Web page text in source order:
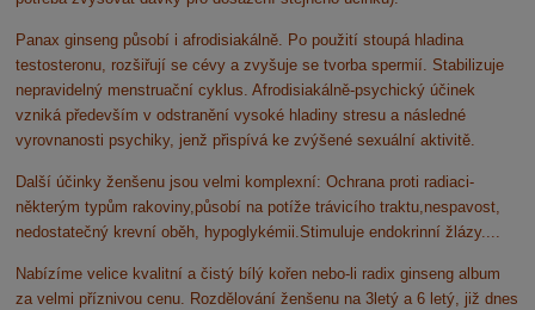
Panax ginseng působí i afrodisiakálně. Po použití stoupá hladina
testosteronu, rozšiřují se cévy a zvyšuje se tvorba spermií. Stabilizuje
nepravidelný menstruační cyklus. Afrodisiakálně-psychický účinek
vzniká především v odstranění vysoké hladiny stresu a následné
vyrovnanosti psychiky, jenž přispívá ke zvýšené sexuální aktivitě.
Další účinky ženšenu jsou velmi komplexní: Ochrana proti radiaci-
některým typům rakoviny,působí na potíže trávicího traktu,nespavost,
nedostatečný krevní oběh, hypoglykémii.Stimuluje endokrinní žlázy....
Nabízíme velice kvalitní a čistý bílý kořen nebo-li radix ginseng album
za velmi příznivou cenu. Rozdělování ženšenu na 3letý a 6 letý, již dnes